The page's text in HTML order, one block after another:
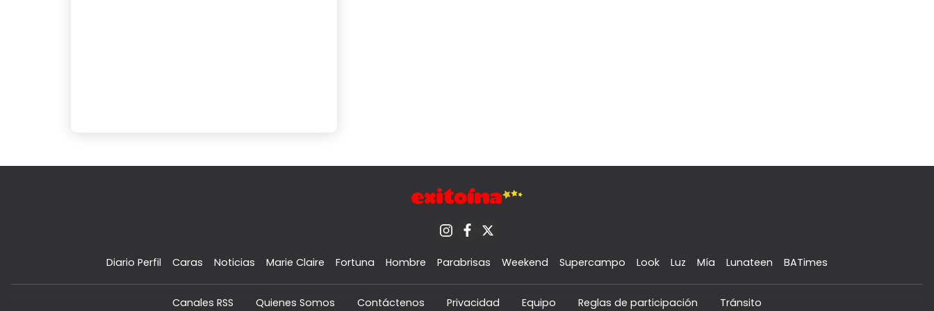
Diario Perfil Caras Noticias Marie Claire Fortuna Hombre Parabrisas Weekend Supercampo Look Luz Mía Lunateen BATimes
Canales RSS Quienes Somos Contáctenos Privacidad Equipo Reglas de participación Tránsito